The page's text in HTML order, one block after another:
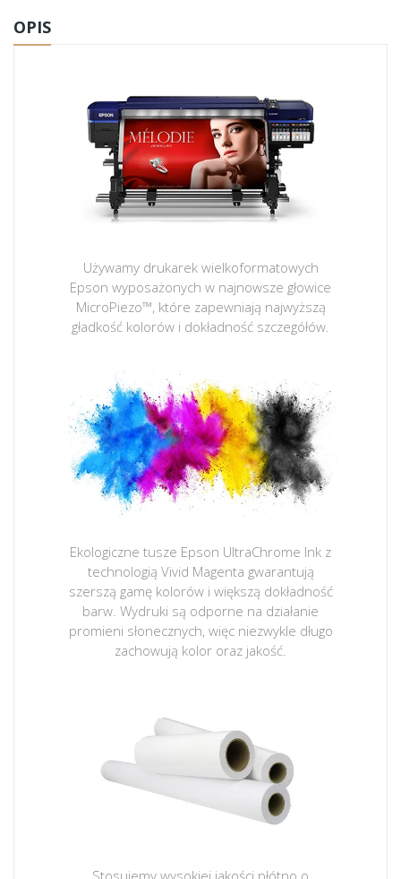
OPIS
Używamy drukarek wielkoformatowych
Epson wyposażonych w najnowsze głowice
MicroPiezo™, które zapewniają najwyższą
gładkość kolorów i dokładność szczegółów.
Ekologiczne tusze Epson UltraChrome Ink z
technologią Vivid Magenta gwarantują
szerszą gamę kolorów i większą dokładność
barw. Wydruki są odporne na działanie
promieni słonecznych, więc niezwykle długo
zachowują kolor oraz jakość.